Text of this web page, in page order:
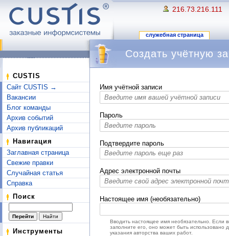
216.73.216.111
служебная страница
CUSTIS
Сайт CUSTIS →
Вакансии
Блог команды
Архив событий
Архив публикаций
Навигация
Заглавная страница
Свежие правки
Случайная статья
Справка
Поиск
Инструменты
Создать учётную
Имя учётной записи
Пароль
Подтвердите пароль
Адрес электронной почты
Настоящее имя (необязательно)
Вводить настоящее имя необязательно. Если
заполните его, оно может быть использовано
указания авторства ваших работ.